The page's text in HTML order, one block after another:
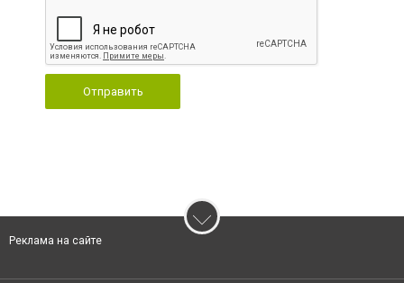
Отправить
Реклама на сайте